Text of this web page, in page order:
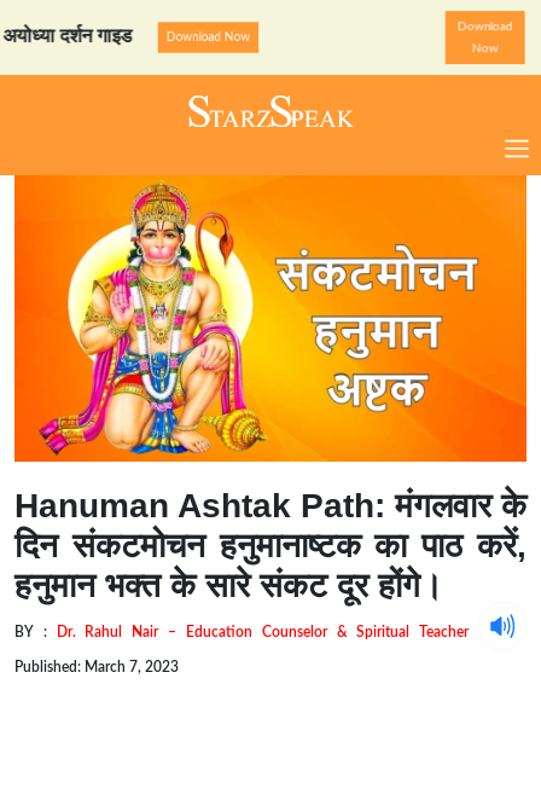
दर्शन गाइड Download Now StarzSpeak
Download
Now
Hanuman Ashtak Path: मंगलवार के
दिन संकटमोचन हनुमानाष्टक का पाठ करें,
हनुमान भक्त के सारे संकट दूर होंगे।
BY : Dr. Rahul Nair – Education Counselor & Spiritual Teacher
Published: March 7, 2023